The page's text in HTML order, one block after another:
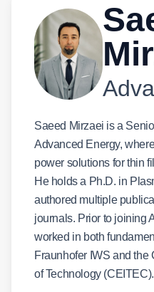
Saeed Mirzaei is a
Advanced Energy,
power solutions for thin
He holds a Ph.D. in
authored multiple
journals. Prior to joining
worked in both
Fraunhofer IWS and the
of Technology (CEITEC).